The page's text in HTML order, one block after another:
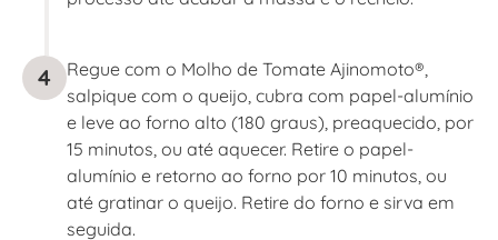
4
Regue com o Molho de Tomate Ajinomoto®,
salpique com o queijo, cubra com papel-alumínio
e leve ao forno alto (180 graus), preaquecido, por
15 minutos, ou até aquecer. Retire o papel-
alumínio e retorno ao forno por 10 minutos, ou
até gratinar o queijo. Retire do forno e sirva em
seguida.